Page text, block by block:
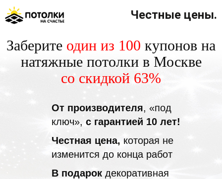
Честные цены.
Заберите один из 100 купонов на
натяжные потолки в Москве
со скидкой 63%
От производителя, «под
ключ», с гарантией 10 лет!
Честная цена, которая не
изменится до конца работ
В подарок декоративная